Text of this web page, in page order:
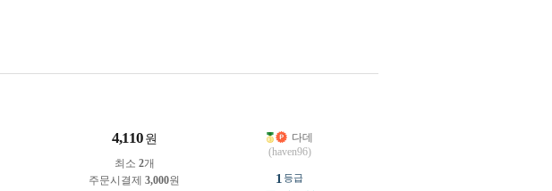
4,110 원
최소 2개
주문시결제 3,000원
다데
(haven96)
1 등급